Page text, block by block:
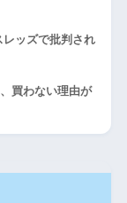
レッズで批判され
買わない理由が